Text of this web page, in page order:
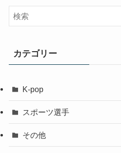
イ
ブ
カテゴリー
K-pop
スポーツ選手
その他